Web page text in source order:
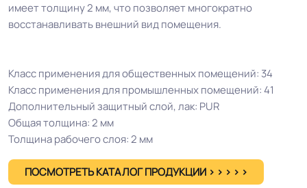
имеет толщину 2 мм, что позволяет многократно
восстанавливать внешний вид помещения.
Класс применения для общественных помещений: 34
Класс применения для промышленных помещений: 41
Дополнительный защитный слой, лак: PUR
Общая толщина: 2 мм
Толщина рабочего слоя: 2 мм
ПОСМОТРЕТЬ КАТАЛОГ ПРОДУКЦИИ > > > > >